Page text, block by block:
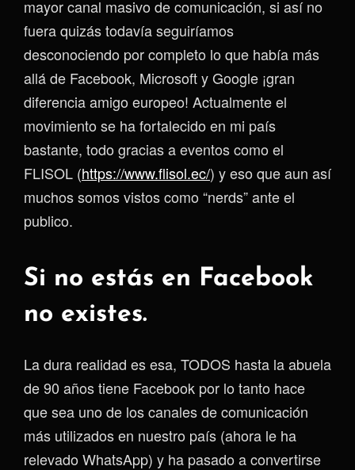
mayor canal masivo de comunicación, si así no
fuera quizás todavía seguiríamos
desconociendo por completo lo que había más
allá de Facebook, Microsoft y Google ¡gran
diferencia amigo europeo! Actualmente el
movimiento se ha fortalecido en mi país
bastante, todo gracias a eventos como el
FLISOL (https://www.flisol.ec/) y eso que aun así
muchos somos vistos como “nerds” ante el
publico.
Si no estás en Facebook
no existes.
La dura realidad es esa, TODOS hasta la abuela
de 90 años tiene Facebook por lo tanto hace
que sea uno de los canales de comunicación
más utilizados en nuestro país (ahora le ha
relevado WhatsApp) y ha pasado a convertirse